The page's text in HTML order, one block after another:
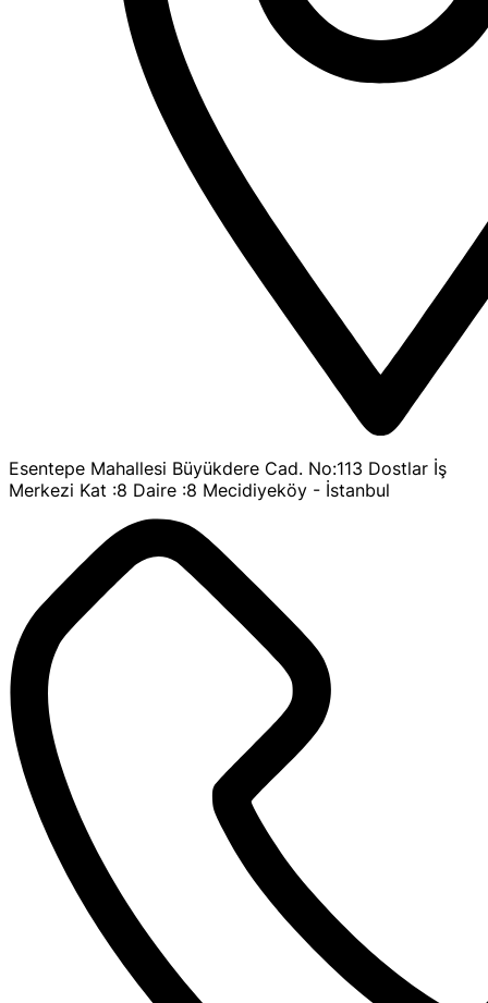
Esentepe Mahallesi Büyükdere Cad. No:113 Dostlar İş
Merkezi Kat :8 Daire :8 Mecidiyeköy - İstanbul